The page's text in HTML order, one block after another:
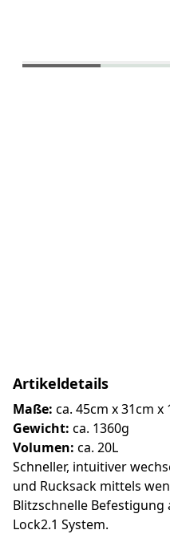
Artikeldetails
Maße: ca. 45cm x 31cm x
Gewicht: ca. 1360g
Volumen: ca. 20L
Schneller, intuitiver
und Rucksack mittels
Blitzschnelle
Lock2.1 System.